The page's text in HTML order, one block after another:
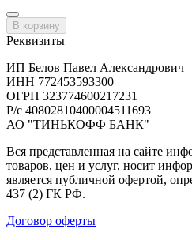
В корзину
Реквизиты
ИП Белов Павел Александрович
ИНН 772453593300
ОГРН 323774600217231
Р/с 40802810400004511693
АО "ТИНЬКОФФ БАНК"
Вся представленная на сайте
товаров, цен и услуг, носит
является публичной офертой,
437 (2) ГК РФ.
Договор оферты